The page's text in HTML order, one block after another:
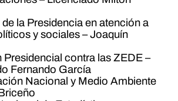
la Presidencia en atención a
y sociales – Joaquín
Presidencial contra las ZEDE –
Fernando García
Nacional y Medio Ambiente